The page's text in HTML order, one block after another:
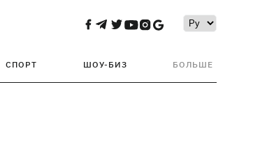
СПОРТ ШОУ-БИЗ БОЛЬШЕ